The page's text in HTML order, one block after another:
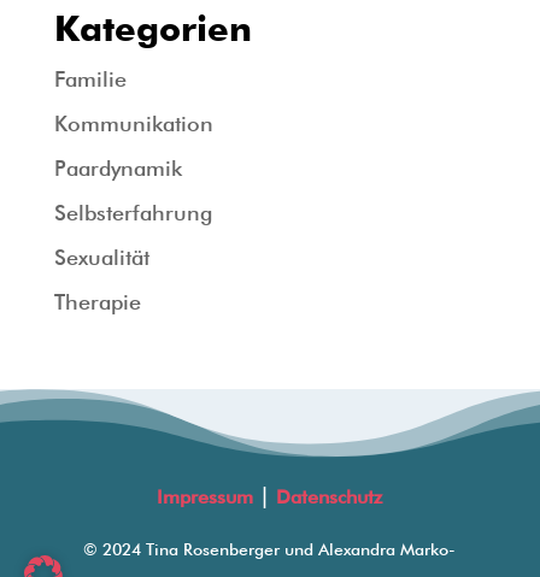
Kategorien
Familie
Kommunikation
Paardynamik
Selbsterfahrung
Sexualität
Therapie
Impressum | Datenschutz
© 2024 Tina Rosenberger und Alexandra Marko-